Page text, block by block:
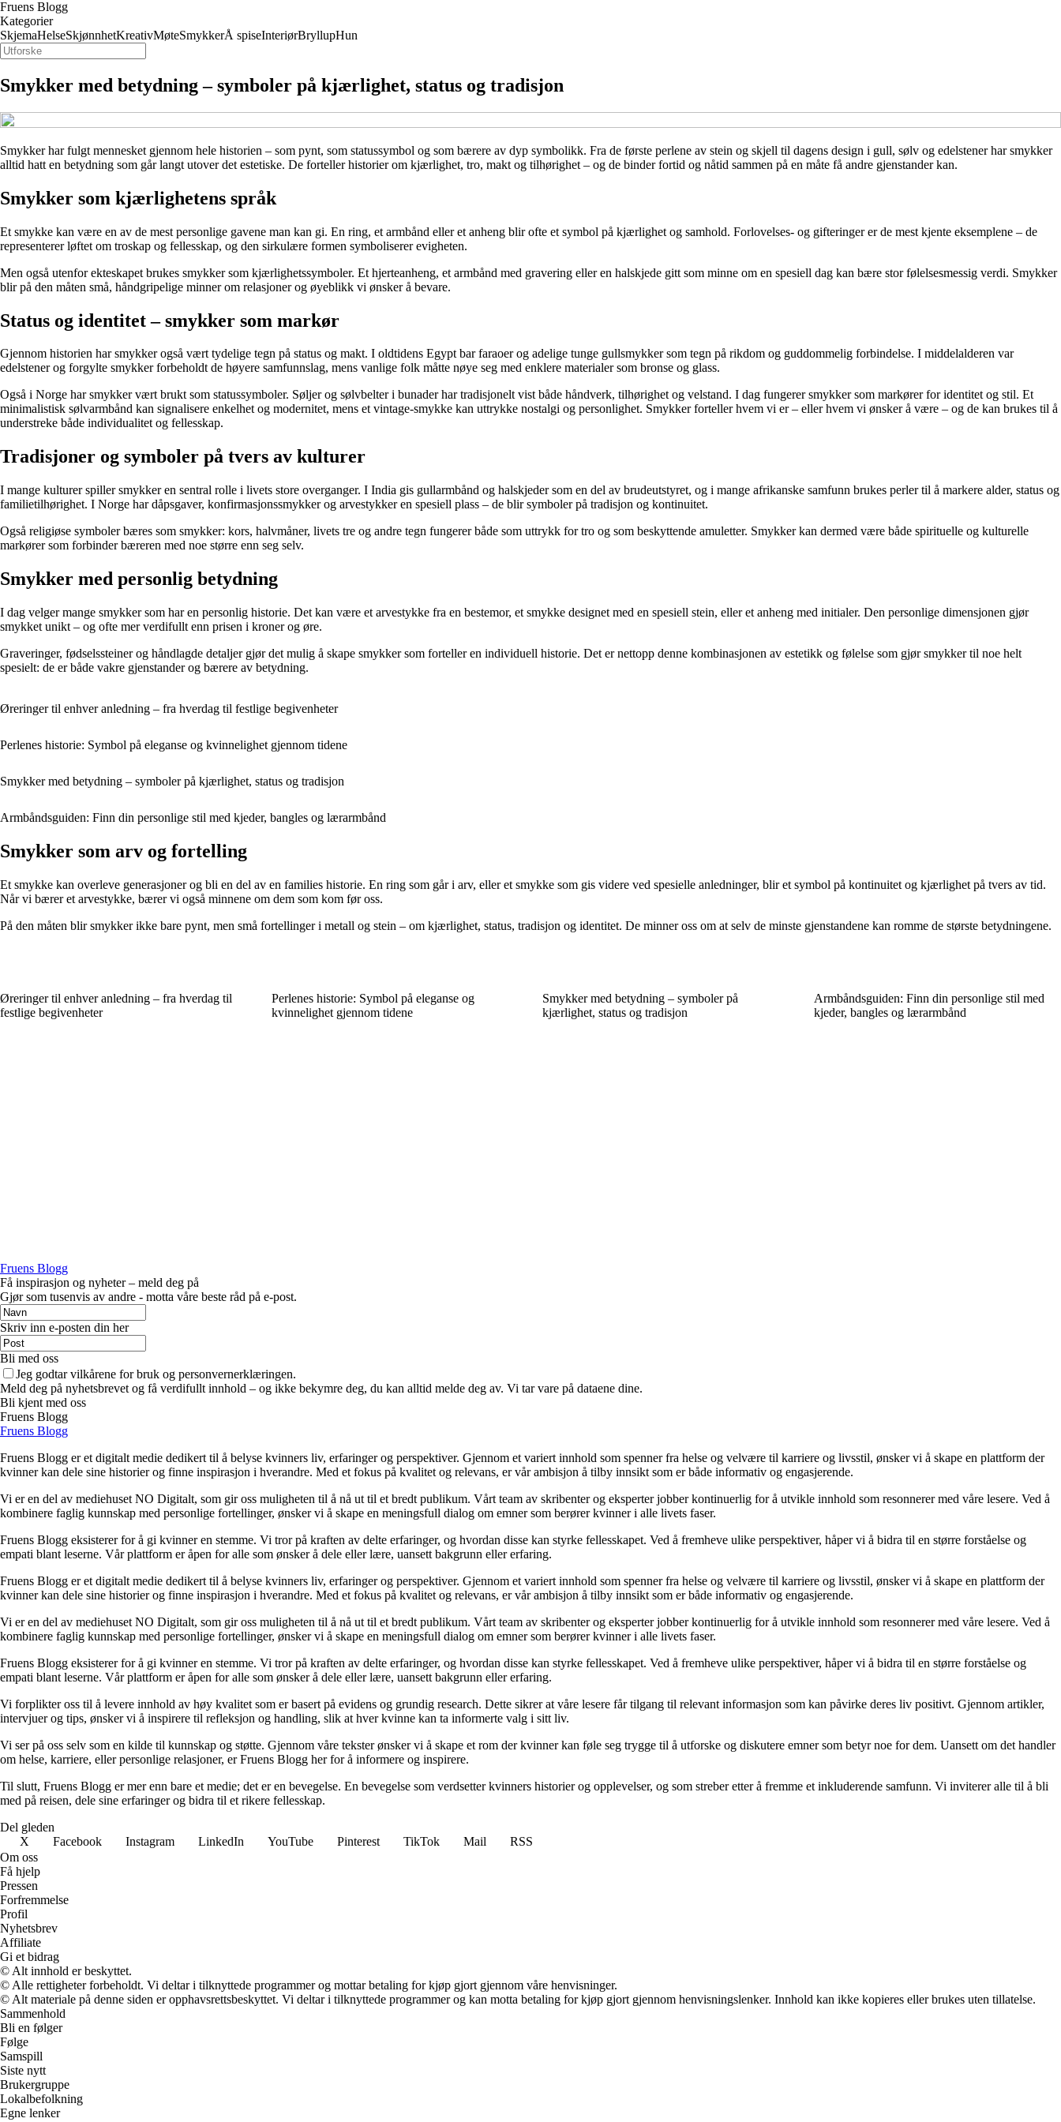
Fruens Blogg
Kategorier
SkjemaHelseSkjønnhetKreativMøteSmykkerÅ spiseInteriørBryllupHun
Smykker med betydning – symboler på kjærlighet, status og tradisjon
Smykker har fulgt mennesket gjennom hele historien – som pynt, som statussymbol og som bærere av dyp symbolikk. Fra de første perlene av stein og skjell til dagens design i gull, sølv og edelstener har smykker
alltid hatt en betydning som går langt utover det estetiske. De forteller historier om kjærlighet, tro, makt og tilhørighet – og de binder fortid og nåtid sammen på en måte få andre gjenstander kan.
Smykker som kjærlighetens språk
Et smykke kan være en av de mest personlige gavene man kan gi. En ring, et armbånd eller et anheng blir ofte et symbol på kjærlighet og samhold. Forlovelses- og gifteringer er de mest kjente eksemplene – de
representerer løftet om troskap og fellesskap, og den sirkulære formen symboliserer evigheten.
Men også utenfor ekteskapet brukes smykker som kjærlighetssymboler. Et hjerteanheng, et armbånd med gravering eller en halskjede gitt som minne om en spesiell dag kan bære stor følelsesmessig verdi. Smykker
blir på den måten små, håndgripelige minner om relasjoner og øyeblikk vi ønsker å bevare.
Status og identitet – smykker som markør
Gjennom historien har smykker også vært tydelige tegn på status og makt. I oldtidens Egypt bar faraoer og adelige tunge gullsmykker som tegn på rikdom og guddommelig forbindelse. I middelalderen var
edelstener og forgylte smykker forbeholdt de høyere samfunnslag, mens vanlige folk måtte nøye seg med enklere materialer som bronse og glass.
Også i Norge har smykker vært brukt som statussymboler. Søljer og sølvbelter i bunader har tradisjonelt vist både håndverk, tilhørighet og velstand. I dag fungerer smykker som markører for identitet og stil. Et
minimalistisk sølvarmbånd kan signalisere enkelhet og modernitet, mens et vintage-smykke kan uttrykke nostalgi og personlighet. Smykker forteller hvem vi er – eller hvem vi ønsker å være – og de kan brukes til å
understreke både individualitet og fellesskap.
Tradisjoner og symboler på tvers av kulturer
I mange kulturer spiller smykker en sentral rolle i livets store overganger. I India gis gullarmbånd og halskjeder som en del av brudeutstyret, og i mange afrikanske samfunn brukes perler til å markere alder, status og
familietilhørighet. I Norge har dåpsgaver, konfirmasjonssmykker og arvestykker en spesiell plass – de blir symboler på tradisjon og kontinuitet.
Også religiøse symboler bæres som smykker: kors, halvmåner, livets tre og andre tegn fungerer både som uttrykk for tro og som beskyttende amuletter. Smykker kan dermed være både spirituelle og kulturelle
markører som forbinder bæreren med noe større enn seg selv.
Smykker med personlig betydning
I dag velger mange smykker som har en personlig historie. Det kan være et arvestykke fra en bestemor, et smykke designet med en spesiell stein, eller et anheng med initialer. Den personlige dimensjonen gjør
smykket unikt – og ofte mer verdifullt enn prisen i kroner og øre.
Graveringer, fødselssteiner og håndlagde detaljer gjør det mulig å skape smykker som forteller en individuell historie. Det er nettopp denne kombinasjonen av estetikk og følelse som gjør smykker til noe helt
spesielt: de er både vakre gjenstander og bærere av betydning.
Øreringer til enhver anledning – fra hverdag til festlige begivenheter
Perlenes historie: Symbol på eleganse og kvinnelighet gjennom tidene
Smykker med betydning – symboler på kjærlighet, status og tradisjon
Armbåndsguiden: Finn din personlige stil med kjeder, bangles og lærarmbånd
Smykker som arv og fortelling
Et smykke kan overleve generasjoner og bli en del av en families historie. En ring som går i arv, eller et smykke som gis videre ved spesielle anledninger, blir et symbol på kontinuitet og kjærlighet på tvers av tid.
Når vi bærer et arvestykke, bærer vi også minnene om dem som kom før oss.
På den måten blir smykker ikke bare pynt, men små fortellinger i metall og stein – om kjærlighet, status, tradisjon og identitet. De minner oss om at selv de minste gjenstandene kan romme de største betydningene.
Øreringer til enhver anledning – fra hverdag til
festlige begivenheter
Perlenes historie: Symbol på eleganse og
kvinnelighet gjennom tidene
Smykker med betydning – symboler på
kjærlighet, status og tradisjon
Armbåndsguiden: Finn din personlige stil med
kjeder, bangles og lærarmbånd
Fruens Blogg
Få inspirasjon og nyheter – meld deg på
Gjør som tusenvis av andre - motta våre beste råd på e-post.
Skriv inn e-posten din her
Bli med oss
Jeg godtar vilkårene for bruk og personvernerklæringen.
Meld deg på nyhetsbrevet og få verdifullt innhold – og ikke bekymre deg, du kan alltid melde deg av. Vi tar vare på dataene dine.
Bli kjent med oss
Fruens Blogg
Fruens Blogg
Fruens Blogg er et digitalt medie dedikert til å belyse kvinners liv, erfaringer og perspektiver. Gjennom et variert innhold som spenner fra helse og velvære til karriere og livsstil, ønsker vi å skape en plattform der
kvinner kan dele sine historier og finne inspirasjon i hverandre. Med et fokus på kvalitet og relevans, er vår ambisjon å tilby innsikt som er både informativ og engasjerende.
Vi er en del av mediehuset NO Digitalt, som gir oss muligheten til å nå ut til et bredt publikum. Vårt team av skribenter og eksperter jobber kontinuerlig for å utvikle innhold som resonnerer med våre lesere. Ved å
kombinere faglig kunnskap med personlige fortellinger, ønsker vi å skape en meningsfull dialog om emner som berører kvinner i alle livets faser.
Fruens Blogg eksisterer for å gi kvinner en stemme. Vi tror på kraften av delte erfaringer, og hvordan disse kan styrke fellesskapet. Ved å fremheve ulike perspektiver, håper vi å bidra til en større forståelse og
empati blant leserne. Vår plattform er åpen for alle som ønsker å dele eller lære, uansett bakgrunn eller erfaring.
Fruens Blogg er et digitalt medie dedikert til å belyse kvinners liv, erfaringer og perspektiver. Gjennom et variert innhold som spenner fra helse og velvære til karriere og livsstil, ønsker vi å skape en plattform der
kvinner kan dele sine historier og finne inspirasjon i hverandre. Med et fokus på kvalitet og relevans, er vår ambisjon å tilby innsikt som er både informativ og engasjerende.
Vi er en del av mediehuset NO Digitalt, som gir oss muligheten til å nå ut til et bredt publikum. Vårt team av skribenter og eksperter jobber kontinuerlig for å utvikle innhold som resonnerer med våre lesere. Ved å
kombinere faglig kunnskap med personlige fortellinger, ønsker vi å skape en meningsfull dialog om emner som berører kvinner i alle livets faser.
Fruens Blogg eksisterer for å gi kvinner en stemme. Vi tror på kraften av delte erfaringer, og hvordan disse kan styrke fellesskapet. Ved å fremheve ulike perspektiver, håper vi å bidra til en større forståelse og
empati blant leserne. Vår plattform er åpen for alle som ønsker å dele eller lære, uansett bakgrunn eller erfaring.
Vi forplikter oss til å levere innhold av høy kvalitet som er basert på evidens og grundig research. Dette sikrer at våre lesere får tilgang til relevant informasjon som kan påvirke deres liv positivt. Gjennom artikler,
intervjuer og tips, ønsker vi å inspirere til refleksjon og handling, slik at hver kvinne kan ta informerte valg i sitt liv.
Vi ser på oss selv som en kilde til kunnskap og støtte. Gjennom våre tekster ønsker vi å skape et rom der kvinner kan føle seg trygge til å utforske og diskutere emner som betyr noe for dem. Uansett om det handler
om helse, karriere, eller personlige relasjoner, er Fruens Blogg her for å informere og inspirere.
Til slutt, Fruens Blogg er mer enn bare et medie; det er en bevegelse. En bevegelse som verdsetter kvinners historier og opplevelser, og som streber etter å fremme et inkluderende samfunn. Vi inviterer alle til å bli
med på reisen, dele sine erfaringer og bidra til et rikere fellesskap.
Del gleden
X
Facebook Instagram LinkedIn YouTube Pinterest TikTok Mail
RSS
Om oss
Få hjelp
Pressen
Forfremmelse
Profil
Nyhetsbrev
Affiliate
Gi et bidrag
© Alt innhold er beskyttet.
© Alle rettigheter forbeholdt. Vi deltar i tilknyttede programmer og mottar betaling for kjøp gjort gjennom våre henvisninger.
© Alt materiale på denne siden er opphavsrettsbeskyttet. Vi deltar i tilknyttede programmer og kan motta betaling for kjøp gjort gjennom henvisningslenker. Innhold kan ikke kopieres eller brukes uten tillatelse.
Sammenhold
Bli en følger
Følge
Samspill
Siste nytt
Brukergruppe
Lokalbefolkning
Egne lenker